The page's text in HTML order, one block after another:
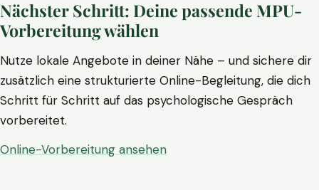
Nächster Schritt: Deine passende MPU-
Vorbereitung wählen
Nutze lokale Angebote in deiner Nähe – und sichere dir
zusätzlich eine strukturierte Online-Begleitung, die dich
Schritt für Schritt auf das psychologische Gespräch
vorbereitet.
Online-Vorbereitung ansehen